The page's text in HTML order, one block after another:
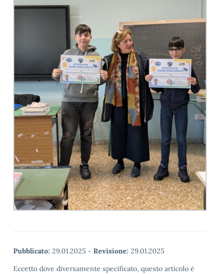
Pubblicato: 29.01.2025 - Revisione: 29.01.2025
Eccetto dove diversamente specificato, questo articolo è